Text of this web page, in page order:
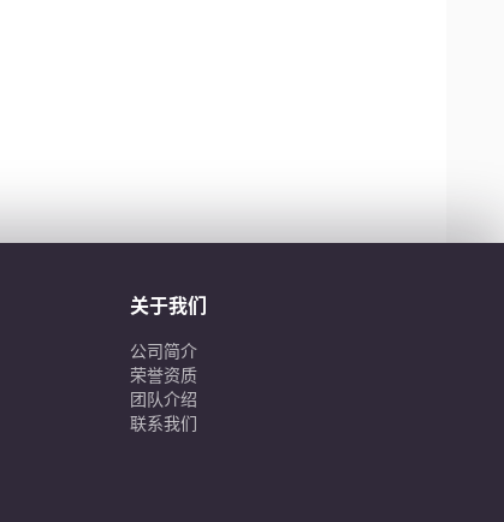
关于我们
公司简介
荣誉资质
团队介绍
联系我们